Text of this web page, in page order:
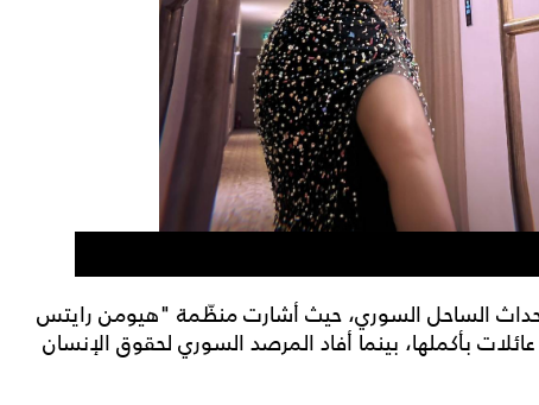
الساحل السوري، حيث أشارت منظّمة "هيومن رايتس
بأكملها، بينما أفاد المرصد السوري لحقوق الإنسان